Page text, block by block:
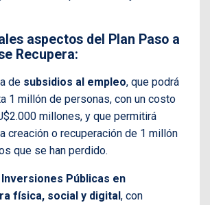
aspectos del Plan Paso a
Recupera:
de subsidios al empleo, que podrá
1 millón de personas, con un costo
millones, y que permitirá
creación o recuperación de 1 millón
que se han perdido.
Inversiones Públicas en
física, social y digital, con